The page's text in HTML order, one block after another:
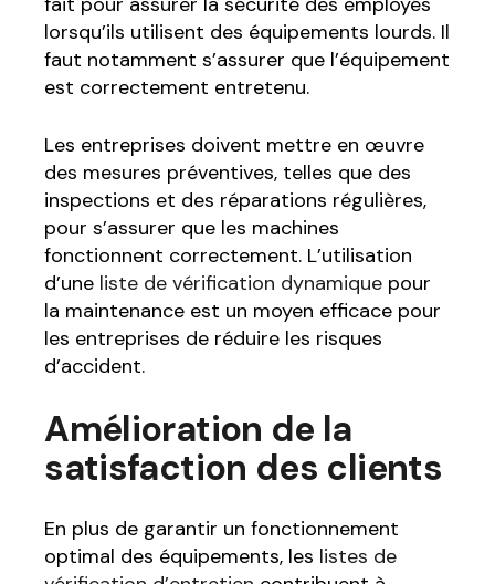
lorsqu’ils utilisent des équipements lourds. Il
faut notamment s’assurer que l’équipement
est correctement entretenu.
Les entreprises doivent mettre en œuvre
des mesures préventives, telles que des
inspections et des réparations régulières,
pour s’assurer que les machines
fonctionnent correctement. L’utilisation
d’une liste de vérification dynamique pour
la maintenance est un moyen efficace pour
les entreprises de réduire les risques
d’accident.
Amélioration de la
satisfaction des clients
En plus de garantir un fonctionnement
optimal des équipements, les listes de